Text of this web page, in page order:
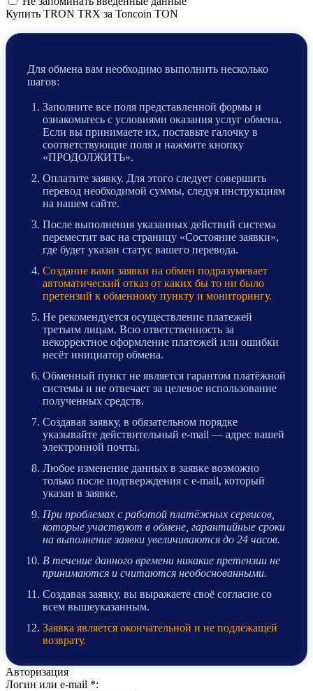
Купить TRON TRX за Toncoin TON
Для обмена вам необходимо выполнить несколько
шагов:
Заполните все поля представленной формы и
ознакомьтесь с условиями оказания услуг обмена.
Если вы принимаете их, поставьте галочку в
соответствующие поля и нажмите кнопку
«ПРОДОЛЖИТЬ».
Оплатите заявку. Для этого следует совершить
перевод необходимой суммы, следуя инструкциям
на нашем сайте.
После выполнения указанных действий система
переместит вас на страницу «Состояние заявки»,
где будет указан статус вашего перевода.
Создание вами заявки на обмен подразумевает
автоматический отказ от каких бы то ни было
претензий к обменному пункту и мониторингу.
Не рекомендуется осуществление платежей
третьим лицам. Всю ответственность за
некорректное оформление платежей или ошибки
несёт инициатор обмена.
Обменный пункт не является гарантом платёжной
системы и не отвечает за целевое использование
полученных средств.
Создавая заявку, в обязательном порядке
указывайте действительный e-mail — адрес вашей
электронной почты.
Любое изменение данных в заявке возможно
только после подтверждения с e-mail, который
указан в заявке.
При проблемах с работой платёжных сервисов,
которые участвуют в обмене, гарантийные сроки
на выполнение заявки увеличиваются до 24 часов.
В течение данного времени никакие претензии не
принимаются и считаются необоснованными.
Создавая заявку, вы выражаете своё согласие со
всем вышеуказанным.
Заявка является окончательной и не подлежащей
возврату.
Авторизация
Логин или e-mail *: